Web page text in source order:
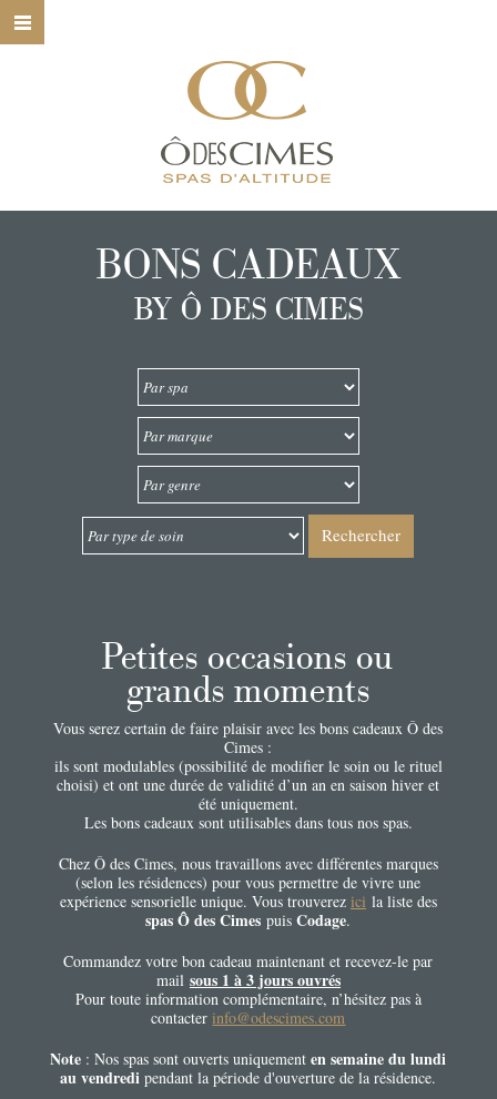
HOME
Ô DES CIMES
NOS SPAS
NOS MARQUES
BONS CADEAUX
BY Ô DES CIMES
Rechercher
Petites occasions ou
grands moments
Vous serez certain de faire plaisir avec les bons cadeaux Ô des
Cimes :
ils sont modulables (possibilité de modifier le soin ou le rituel
choisi) et ont une durée de validité d’un an en saison hiver et
été uniquement.
Les bons cadeaux sont utilisables dans tous nos spas.
Chez Ô des Cimes, nous travaillons avec différentes marques
(selon les résidences) pour vous permettre de vivre une
expérience sensorielle unique. Vous trouverez ici la liste des
spas Ô des Cimes puisCodage.
Commandez votre bon cadeau maintenant et recevez-le par
mail sous 1 à 3 jours ouvrés
Pour toute information complémentaire, n’hésitez pas à
contacter info@odescimes.com
Note : Nos spas sont ouverts uniquementen semaine du lundi
au vendredi pendant la période d'ouverture de la résidence.